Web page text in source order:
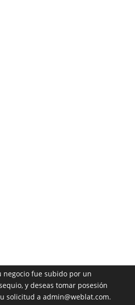
negocio fue subido por un
y deseas tomar posesión
solicitud a admin@weblat.com.